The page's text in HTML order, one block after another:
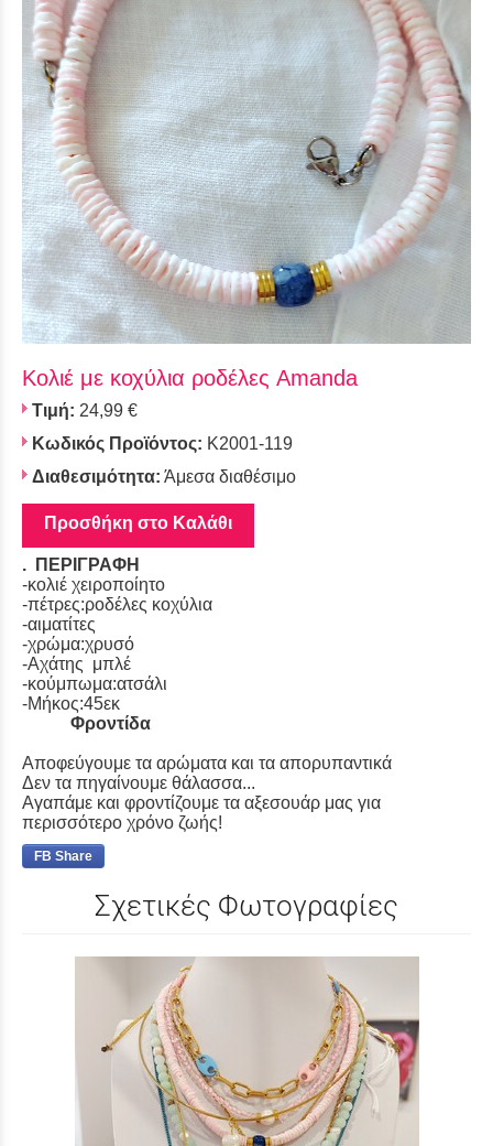
Κολιέ με κοχύλια ροδέλες Amanda
Τιμή: 24,99 €
Κωδικός Προϊόντος: Κ2001-119
Διαθεσιμότητα: Άμεσα διαθέσιμο
Προσθήκη στο Καλάθι
. ΠΕΡΙΓΡΑΦΗ
-κολιέ χειροποίητο
-πέτρες:ροδέλες κοχύλια
-αιματίτες
-χρώμα:χρυσό
-Αχάτης μπλέ
-κούμπωμα:ατσάλι
-Μήκος:45εκ
Φροντίδα
Αποφεύγουμε τα αρώματα και τα απορυπαντικά
Δεν τα πηγαίνουμε θάλασσα...
Αγαπάμε και φροντίζουμε τα αξεσουάρ μας για
περισσότερο χρόνο ζωής!
FB Share
Σχετικές Φωτογραφίες